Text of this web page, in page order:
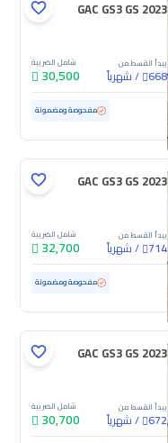
GAC GS3 GS 2023
يبدأ القسط من
668
/شهرياً
شامل الضريبة
30,500
مفحوصة ومضمونة
GAC GS3 GS 2023
يبدأ القسط من
714
/شهرياً
شامل الضريبة
32,700
مفحوصة ومضمونة
GAC GS3 GS 2023
يبدأ القسط من
672
/شهرياً
شامل الضريبة
30,700